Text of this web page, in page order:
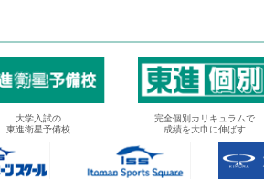
大学入試の
東進衛星予備校
完全個別カリキュラムで
成績を大巾に伸ばす